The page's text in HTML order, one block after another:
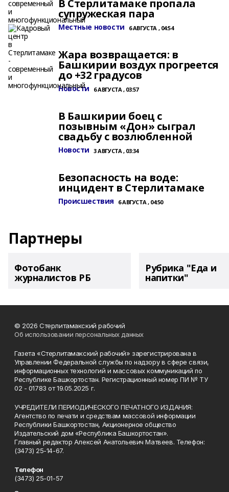
В Стерлитамаке пропала
супружеская пара
Местные новости 6 АВГУСТА , 04:54
Жара возвращается: в
Башкирии воздух прогреется
до +32 градусов
Новости 6 АВГУСТА , 03:57
В Башкирии боец с
позывным «Дон» сыграл
свадьбу с возлюбленной
Новости 3 АВГУСТА , 03:34
Безопасность на воде:
инцидент в Стерлитамаке
Происшествия 6 АВГУСТА , 04:50
Партнеры
Фотобанк
журналистов РБ
Рубрика "Еда и
напитки"
© 2026 Стерлитамакский рабочий
Об использовании персональных данных
Газета «Стерлитамакский рабочий» зарегистрирована в
Управлении Федеральной службы по надзору в сфере связи,
информационных технологий и массовых коммуникаций по
Республике Башкортостан. Регистрационный номер ПИ № ТУ
02 - 01783 от 19.05.2025 г.
УЧРЕДИТЕЛИ ПЕРИОДИЧЕСКОГО ПЕЧАТНОГО ИЗДАНИЯ:
Агентство по печати и средствам массовой информации
Республики Башкортостан, Акционерное общество
Издательский дом «Республика Башкортостан».
Главный редактор Алексей Анатольевич Матвеев. Телефон:
(3473) 25-14-67.
Телефон
(3473) 25-01-57